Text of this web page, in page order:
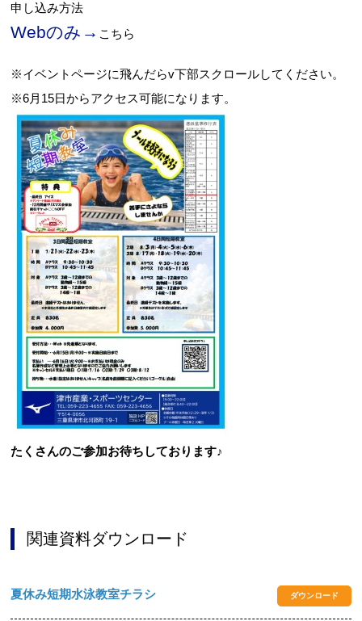
申し込み方法
Webのみ→ こちら
※イベントページに飛んだらv下部スクロールしてください。
※6月15日からアクセス可能になります。
たくさんのご参加お待ちしております♪
関連資料ダウンロード
夏休み短期水泳教室チラシ ダウンロード